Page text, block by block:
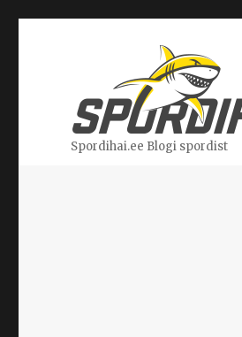
Spordihai.ee Blogi spordist